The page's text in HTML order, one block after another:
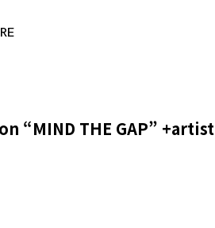
“MIND THE GAP” +artist